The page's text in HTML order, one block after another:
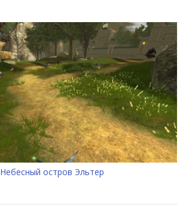
Небесный остров Эльтер